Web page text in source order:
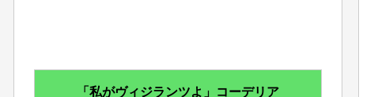
「私がヴィジランツよ」コーデリア